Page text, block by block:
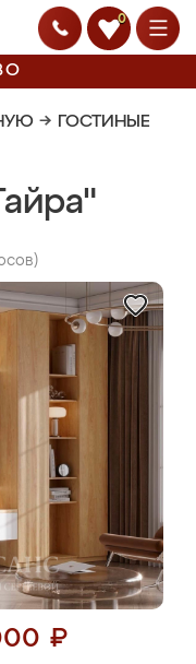
0
→ ГОСТИНЫЕ
₽